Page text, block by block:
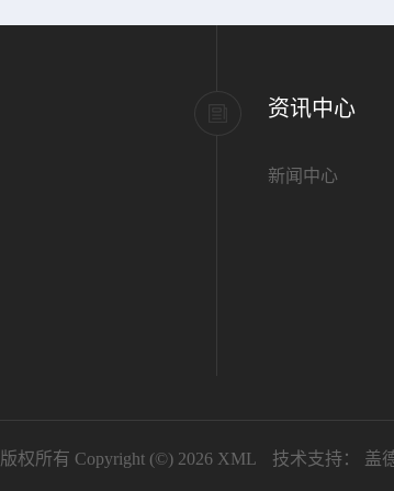
资讯中心
新闻中心
版权所有 Copyright (©) 2026 XML 技术支持： 盖